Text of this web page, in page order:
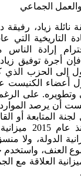
والعمل الجماعي
زياد، رفيقة
التاريخية التي
إرادة
أجرة توفيق
إلى الحزب
أعضاء الكنيست
على الرغم
أن يرصد الموارد
المتابعة أو
القائمة
الدولة، ولا
العنف، واستخدم
العلاقة مع